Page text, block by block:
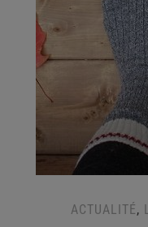
ACTUALITÉ,